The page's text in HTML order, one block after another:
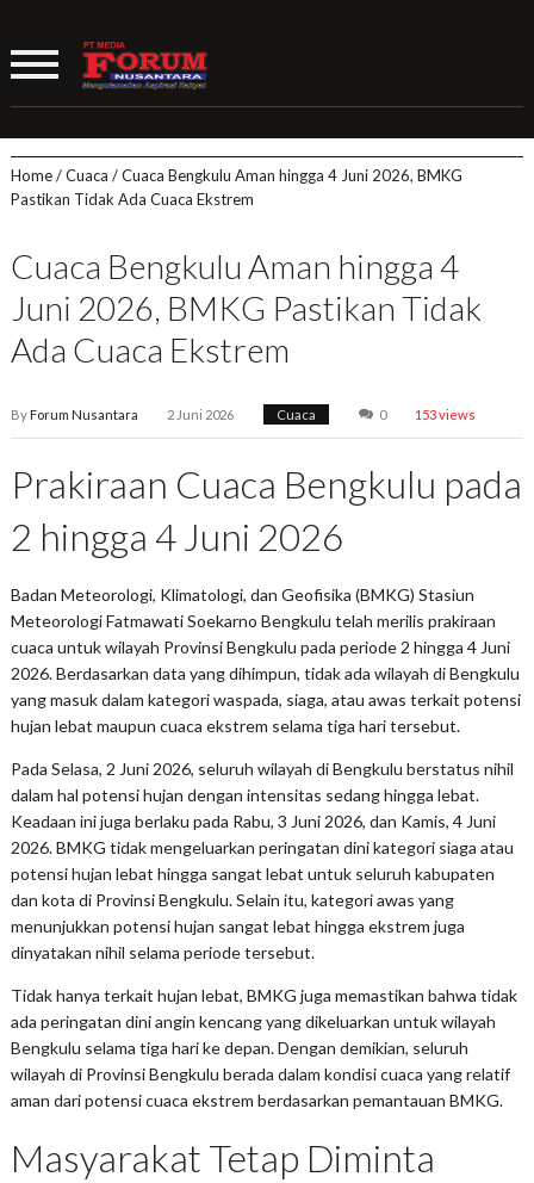
Home/Cuaca /Cuaca Bengkulu Aman hingga 4 Juni 2026, BMKG
Pastikan Tidak Ada Cuaca Ekstrem
Cuaca Bengkulu Aman hingga 4
Juni 2026, BMKG Pastikan Tidak
Ada Cuaca Ekstrem
ByForum Nusantara 2 Juni 2026 Cuaca 0 153 views
Prakiraan Cuaca Bengkulu pada
2 hingga 4 Juni 2026
Badan Meteorologi, Klimatologi, dan Geofisika (BMKG) Stasiun
Meteorologi Fatmawati Soekarno Bengkulu telah merilis prakiraan
cuaca untuk wilayah Provinsi Bengkulu pada periode 2 hingga 4 Juni
2026. Berdasarkan data yang dihimpun, tidak ada wilayah di Bengkulu
yang masuk dalam kategori waspada, siaga, atau awas terkait potensi
hujan lebat maupun cuaca ekstrem selama tiga hari tersebut.
Pada Selasa, 2 Juni 2026, seluruh wilayah di Bengkulu berstatus nihil
dalam hal potensi hujan dengan intensitas sedang hingga lebat.
Keadaan ini juga berlaku pada Rabu, 3 Juni 2026, dan Kamis, 4 Juni
2026. BMKG tidak mengeluarkan peringatan dini kategori siaga atau
potensi hujan lebat hingga sangat lebat untuk seluruh kabupaten
dan kota di Provinsi Bengkulu. Selain itu, kategori awas yang
menunjukkan potensi hujan sangat lebat hingga ekstrem juga
dinyatakan nihil selama periode tersebut.
Tidak hanya terkait hujan lebat, BMKG juga memastikan bahwa tidak
ada peringatan dini angin kencang yang dikeluarkan untuk wilayah
Bengkulu selama tiga hari ke depan. Dengan demikian, seluruh
wilayah di Provinsi Bengkulu berada dalam kondisi cuaca yang relatif
aman dari potensi cuaca ekstrem berdasarkan pemantauan BMKG.
Masyarakat Tetap Diminta